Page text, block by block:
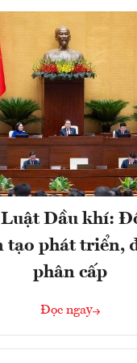
Luật Dầu khí:
tạo phát triển,
phân cấp
Đọc ngay